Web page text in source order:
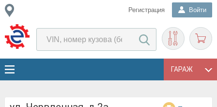
Регистрация Войти
ГАРАЖ